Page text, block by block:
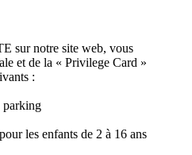
sur notre site web, vous
et de la « Privilege Card »
:
parking
les enfants de 2 à 16 ans